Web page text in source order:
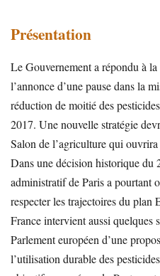
Présentation
Le Gouvernement a répondu à
l’annonce d’une pause dans la
réduction de moitié des
2017. Une nouvelle stratégie
Salon de l’agriculture qui
Dans une décision historique
administratif de Paris a pourtant
respecter les trajectoires du plan
France intervient aussi quelques
Parlement européen d’une
l’utilisation durable des